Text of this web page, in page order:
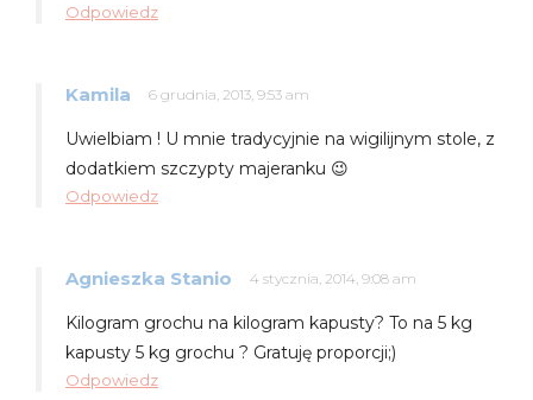
Odpowiedz
Kamila 6 grudnia, 2013, 9:53 am
Uwielbiam ! U mnie tradycyjnie na wigilijnym stole, z
dodatkiem szczypty majeranku 😉
Odpowiedz
Agnieszka Stanio 4 stycznia, 2014, 9:08 am
Kilogram grochu na kilogram kapusty? To na 5 kg
kapusty 5 kg grochu ? Gratuję proporcji;)
Odpowiedz